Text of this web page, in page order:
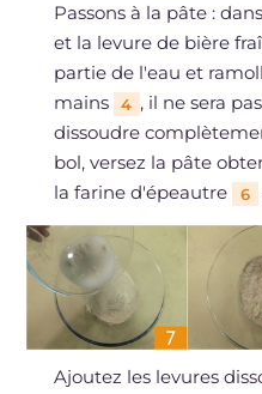
Passons à la pâte :
et la levure de bière
partie de l'eau et
mains
4 , il ne sera
dissoudre
bol, versez la pâte
la farine d'épeautre
6
Ajoutez les levures